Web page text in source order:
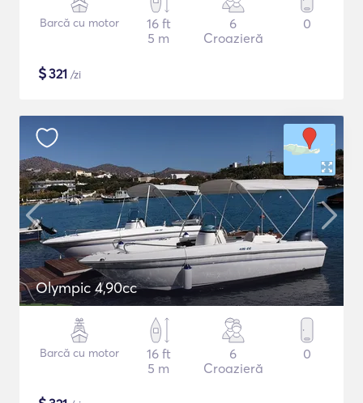
Barcă cu motor
16 ft
5 m
6
Croazieră
0
$321 /zi
Olympic 4,90cc
Barcă cu motor
16 ft
5 m
6
Croazieră
0